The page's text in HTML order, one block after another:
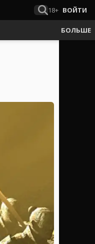
18+ ВОЙТИ
БОЛЬШЕ